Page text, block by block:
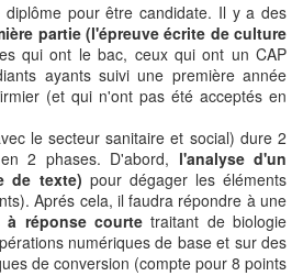
pour être candidate. Il y a des
partie (l'épreuve écrite de culture
qui ont le bac, ceux qui ont un CAP
ayants suivi une première année
(et qui n'ont pas été acceptés en
le secteur sanitaire et social) dure 2
2 phases. D'abord, l'analyse d'un
de texte) pour dégager les éléments
Aprés cela, il faudra répondre à une
réponse courte traitant de biologie
numériques de base et sur des
de conversion (compte pour 8 points